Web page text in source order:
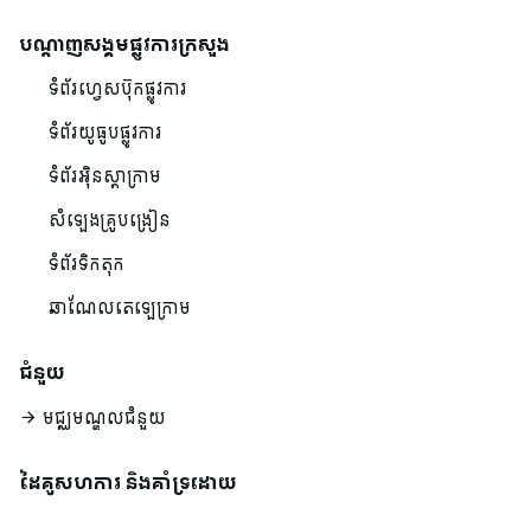
បណ្ដាញសង្គមផ្លូវការក្រសួង
ទំព័រហ្វេសប៊ុកផ្លូវការ
ទំព័រយូធូបផ្លូវការ
ទំព័រអ៊ិនស្តាក្រាម
សំឡេងគ្រូបង្រៀន
ទំព័រទិកតុក
ឆាណែលតេឡេក្រាម
ជំនួយ
មជ្ឈមណ្ឌលជំនួយ
ដៃគូសហការ និងគាំទ្រដោយ